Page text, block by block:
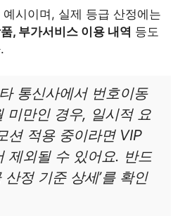
시이며, 실제 등급 산정에는
, 부가서비스 이용 내역 등도
타 통신사에서 번호이동
미만인 경우, 일시적 요
션 적용 중이라면 VIP
제외될 수 있어요. 반드
산정 기준 상세’를 확인